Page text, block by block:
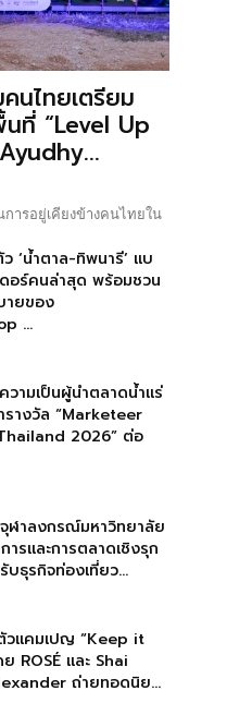
นไทยเตรียม
ที่ “Level Up
ารอยู่เคียงข้างคนไทยใน
‘น้ำตาล-ทิพนารี’ แบ
อร์คนล่าสุด พร้อมชวน
ายของ
...
วามเป็นผู้นำตลาดน้ำแร่
รางวัล “Marketeer
2026” ต่อ
ฬาลงกรณ์มหาวิทยาลัย
ารและการตลาดเชิงรุก
บธุรกิจท่องเที่ยว...
วแคมเปญ “Keep it
ROSÉ และ Shai
ถ่ายทอดนิย...